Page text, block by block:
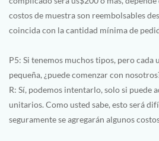
costos de muestra son reembolsables
coincida con la cantidad mínima de
P5: Si tenemos muchos tipos, pero cada
pequeña, ¿puede comenzar con
R: Sí, podemos intentarlo, solo si puede
unitarios. Como usted sabe, esto será
seguramente se agregarán algunos